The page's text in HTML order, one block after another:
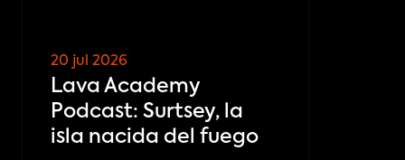
20 jul 2026
Lava Academy
Podcast: Surtsey, la
isla nacida del fuego